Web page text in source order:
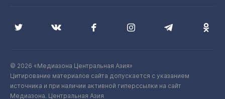
© 2026 «Медиазона Центральная Азия»
Цитирование материалов сайта допускается с указанием
источника и при наличии активной гиперссылки на сайт
Медиазона. Центральная Азия